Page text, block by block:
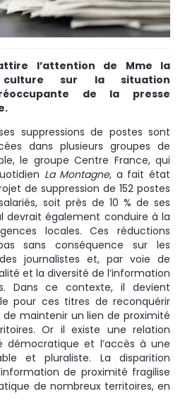
l’attention de Mme la
sur la situation
de la presse
suppressions de postes sont
dans plusieurs groupes de
le groupe Centre France, qui
La Montagne, a fait état
de suppression de 152 postes
soit près de 10 % de ses
devrait également conduire à la
locales. Ces réductions
sans conséquence sur les
journalistes et, par voie de
et la diversité de l’information
Dans ce contexte, il devient
pour ces titres de reconquérir
maintenir un lien de proximité
Or il existe une relation
et l’accès à une
et pluraliste. La disparition
de proximité fragilise
de nombreux territoires, en